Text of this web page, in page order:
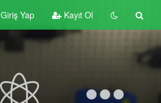
Giriş Yap Kayıt Ol